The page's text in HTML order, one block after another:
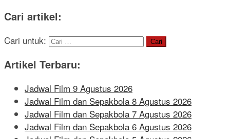
Cari artikel:
Cari untuk:
Artikel Terbaru:
Jadwal Film 9 Agustus 2026
Jadwal Film dan Sepakbola 8 Agustus 2026
Jadwal Film dan Sepakbola 7 Agustus 2026
Jadwal Film dan Sepakbola 6 Agustus 2026